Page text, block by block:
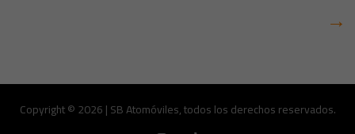
→
Copyright © 2026 | SB Atomóviles, todos los derechos reservados.